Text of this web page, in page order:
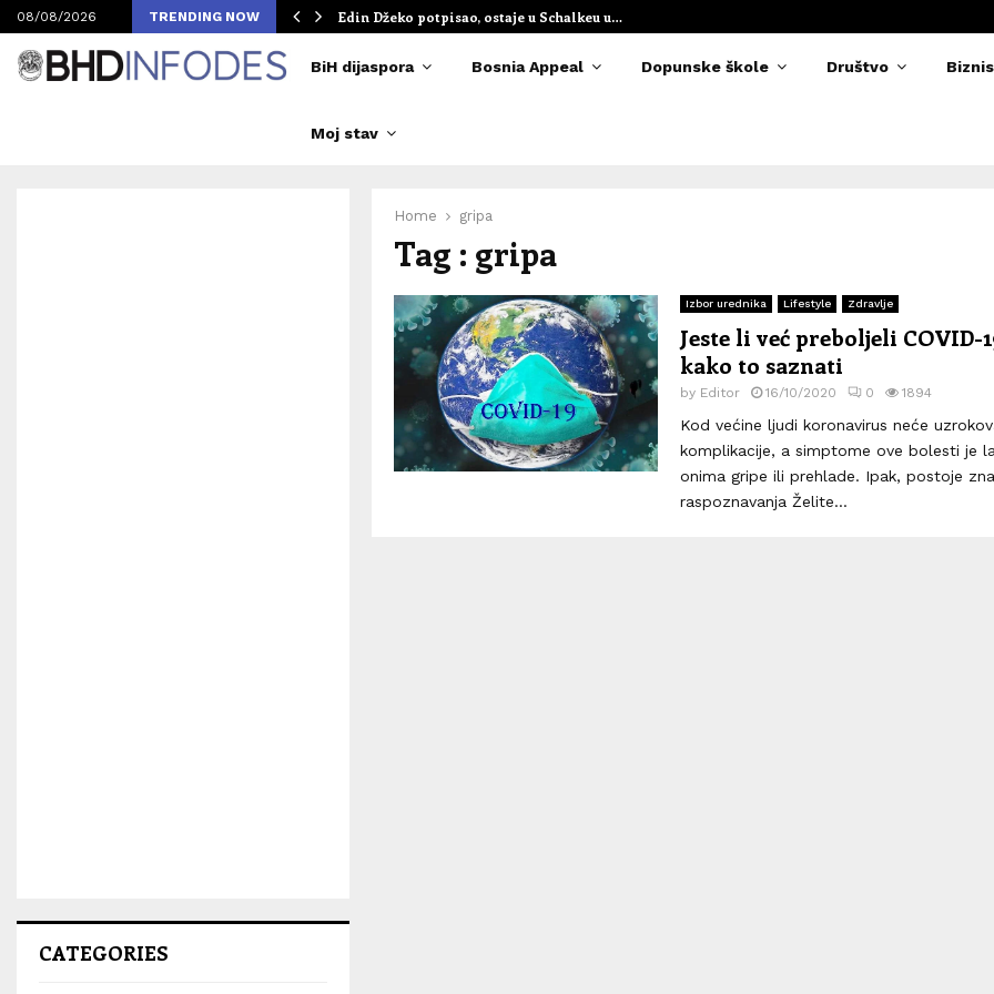
08/08/2026 TRENDING NOW
u… Elvedina Muzaferija slomila nogu na treningu u…
BiH dijaspora Bosnia Appeal Dopunske škole Društvo Biznis
Moj stav
Home gripa
Tag : gripa
Izbor urednika Lifestyle Zdravlje
Jeste li već preboljeli COVID-
kako to saznati
by Editor 16/10/2020 0 1894
Kod većine ljudi koronavirus neće
komplikacije, a simptome ove bolesti je
onima gripe ili prehlade. Ipak, postoje
raspoznavanja Želite...
CATEGORIES